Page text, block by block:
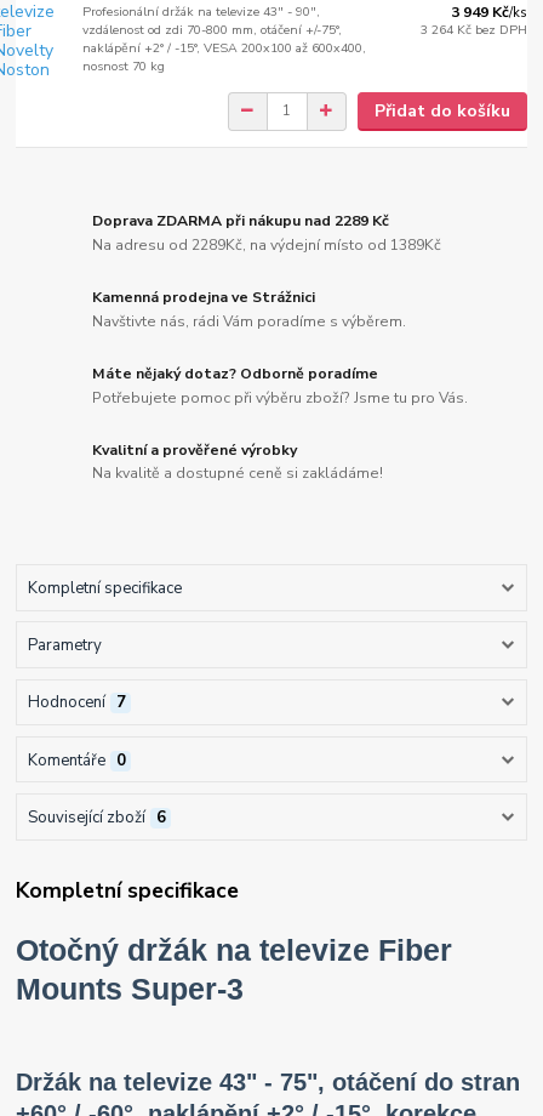
Profesionální držák na televize 43" - 90",
vzdálenost od zdi 70-800 mm, otáčení +/-75°,
naklápění +2° / -15°, VESA 200x100 až 600x400,
nosnost 70 kg
3 949 Kč/ks
3 264 Kč bez DPH
Přidat do košíku
Doprava ZDARMA při nákupu nad 2289 Kč
Na adresu od 2289Kč, na výdejní místo od 1389Kč
Kamenná prodejna ve Strážnici
Navštivte nás, rádi Vám poradíme s výběrem.
Máte nějaký dotaz? Odborně poradíme
Potřebujete pomoc při výběru zboží? Jsme tu pro Vás.
Kvalitní a prověřené výrobky
Na kvalitě a dostupné ceně si zakládáme!
Kompletní specifikace
Parametry
Hodnocení 7
Komentáře 0
Související zboží 6
Kompletní specifikace
Otočný držák na televize Fiber
Mounts Super-3
Držák na televize 43" - 75", otáčení do stran